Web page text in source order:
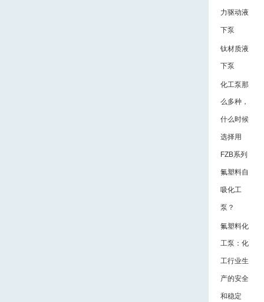
力驱动液
下泵
钛材质液
下泵
化工泵那
么多种，
什么时候
选择用
FZB系列
氟塑料自
吸化工
泵？
氟塑料化
工泵：化
工行业生
产的安全
和稳定